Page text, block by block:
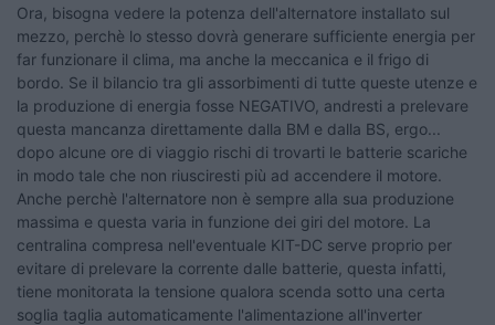
Ora, bisogna vedere la potenza dell'alternatore installato sul
mezzo, perchè lo stesso dovrà generare sufficiente energia per
far funzionare il clima, ma anche la meccanica e il frigo di
bordo. Se il bilancio tra gli assorbimenti di tutte queste utenze e
la produzione di energia fosse NEGATIVO, andresti a prelevare
questa mancanza direttamente dalla BM e dalla BS, ergo...
dopo alcune ore di viaggio rischi di trovarti le batterie scariche
in modo tale che non riusciresti più ad accendere il motore.
Anche perchè l'alternatore non è sempre alla sua produzione
massima e questa varia in funzione dei giri del motore. La
centralina compresa nell'eventuale KIT-DC serve proprio per
evitare di prelevare la corrente dalle batterie, questa infatti,
tiene monitorata la tensione qualora scenda sotto una certa
soglia taglia automaticamente l'alimentazione all'inverter